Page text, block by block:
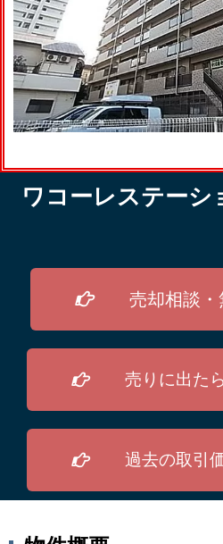
ワコーレステーシ
売却相談
売りに出た
過去の取引